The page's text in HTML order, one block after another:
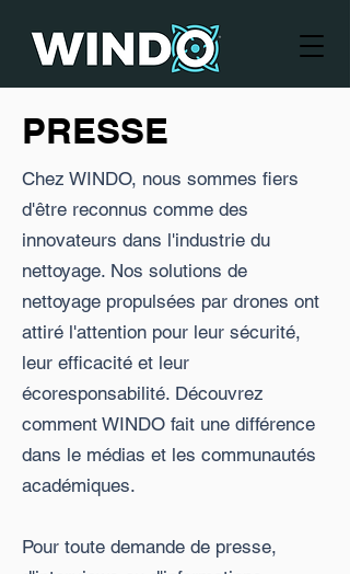
PRESSE
Chez WINDO, nous sommes fiers
d'être reconnus comme des
innovateurs dans l'industrie du
nettoyage. Nos solutions de
nettoyage propulsées par drones ont
attiré l'attention pour leur sécurité,
leur efficacité et leur
écoresponsabilité. Découvrez
comment WINDO fait une différence
dans le médias et les communautés
académiques.
Pour toute demande de presse,